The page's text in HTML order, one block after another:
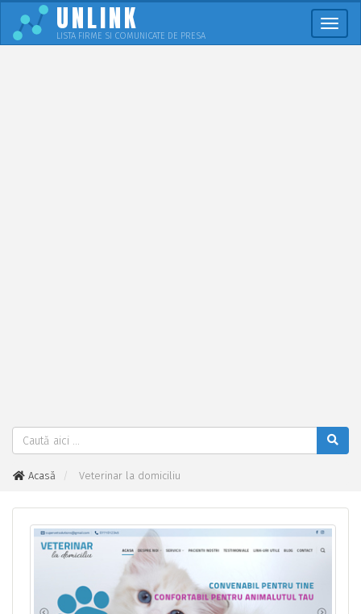
UNLINK
LISTA FIRME SI COMUNICATE DE PRESA
Acasă Veterinar la domiciliu